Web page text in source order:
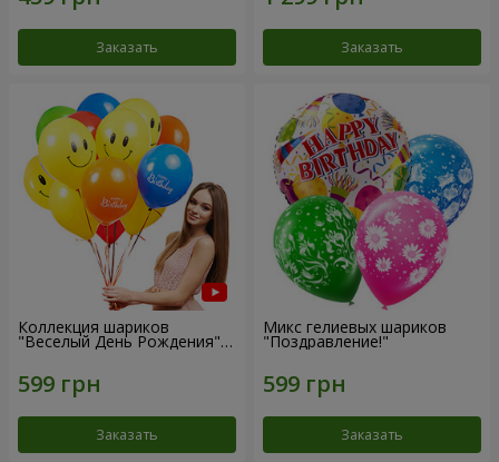
Заказать Заказать
Коллекция шариков
"Веселый День Рождения" -
7 шариков
Заказать
Микс гелиевых шариков
"Поздравление!"
Заказать